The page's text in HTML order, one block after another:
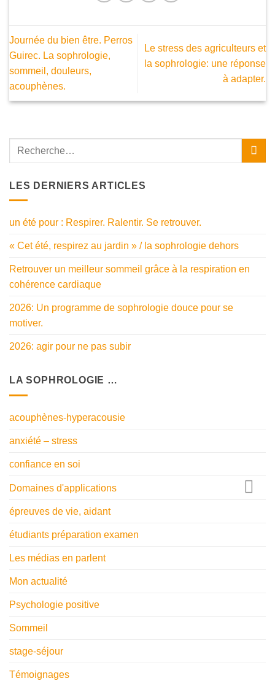
Journée du bien être. Perros
Guirec. La sophrologie,
sommeil, douleurs,
acouphènes.
Le stress des agriculteurs et
la sophrologie: une réponse
à adapter.
LES DERNIERS ARTICLES
un été pour : Respirer. Ralentir. Se retrouver.
« Cet été, respirez au jardin » / la sophrologie dehors
Retrouver un meilleur sommeil grâce à la respiration en
cohérence cardiaque
2026: Un programme de sophrologie douce pour se
motiver.
2026: agir pour ne pas subir
LA SOPHROLOGIE …
acouphènes-hyperacousie
anxiété – stress
confiance en soi
Domaines d'applications
épreuves de vie, aidant
étudiants préparation examen
Les médias en parlent
Mon actualité
Psychologie positive
Sommeil
stage-séjour
Témoignages